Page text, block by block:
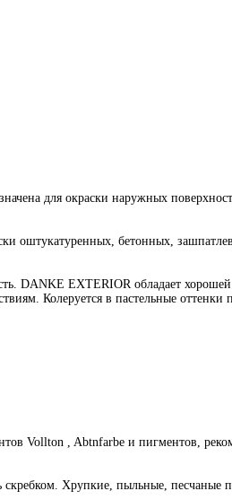
для окраски наружных
оштукатуренных, бетонных,
DANKE EXTERIOR обладает
Колеруется в пастельные
Vollton , Abtnfarbe и пигментов,
Хрупкие, пыльные, песчаные